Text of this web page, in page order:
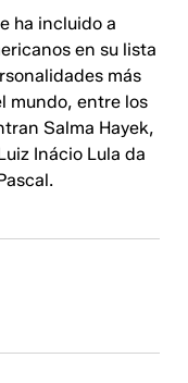
ha incluido a
en su lista
más
mundo, entre los
Salma Hayek,
Inácio Lula da